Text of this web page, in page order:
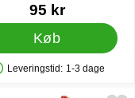
95 kr
Køb
På lager
Leveringstid: 1-3 dage